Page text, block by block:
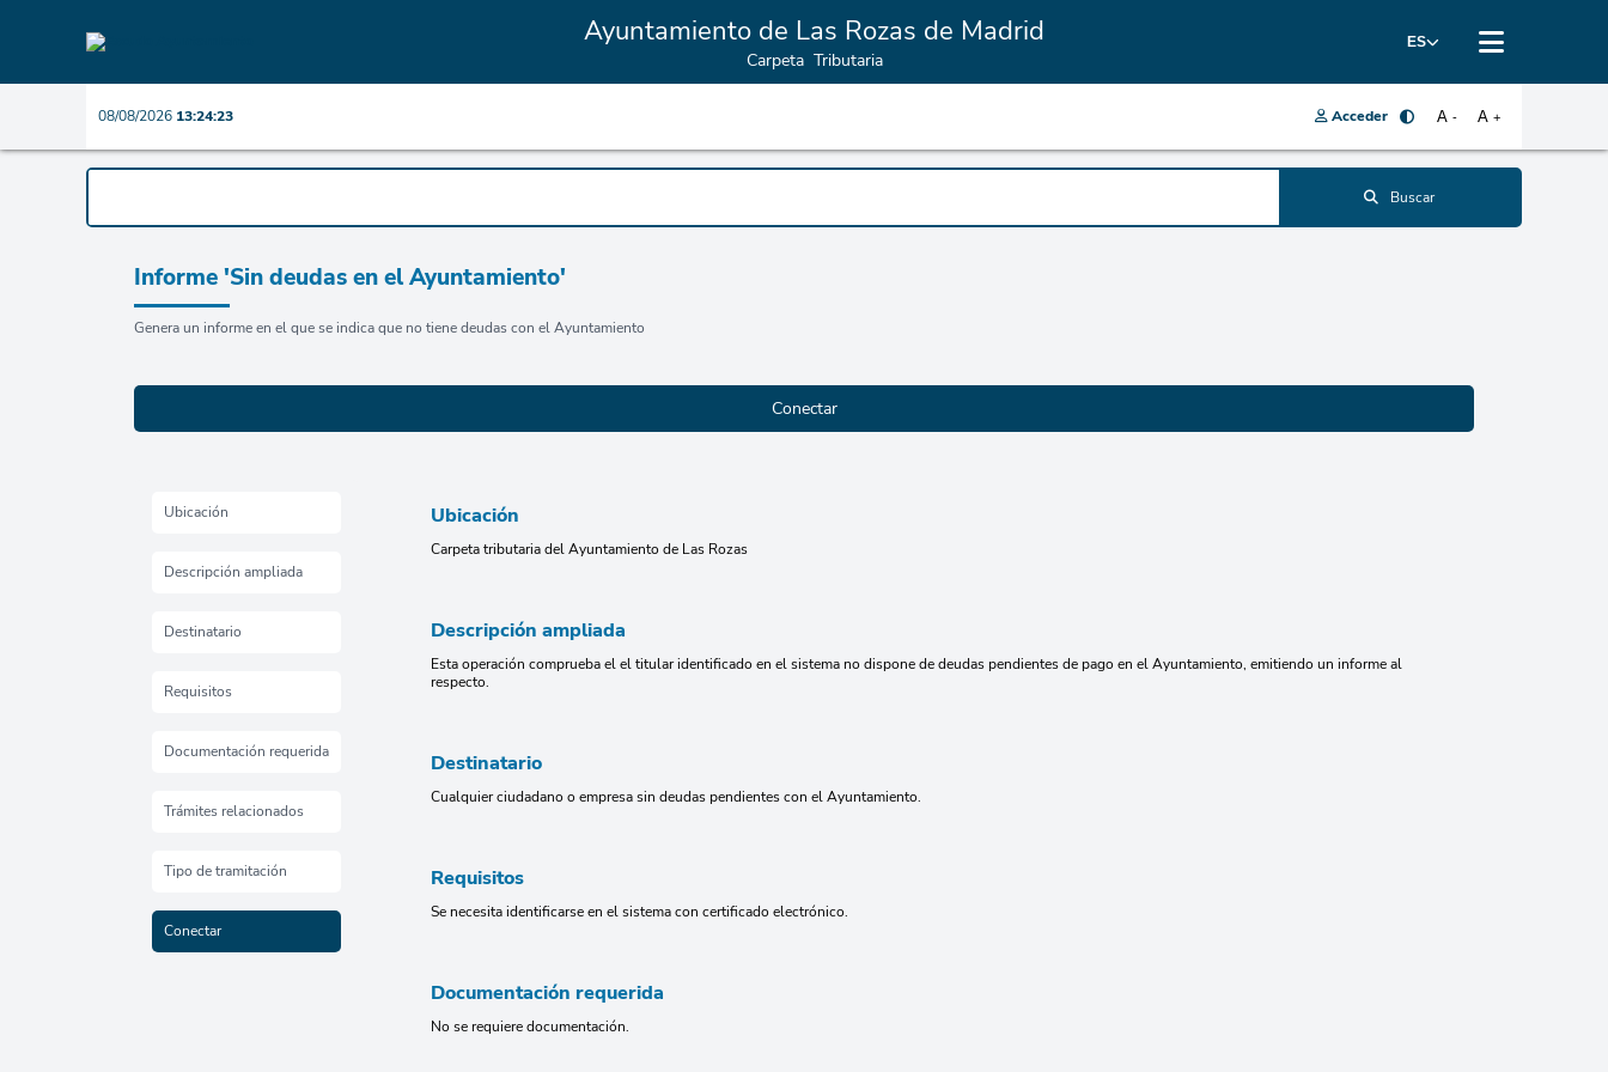
ES
Ayuntamiento de Las Rozas de Madrid
Carpeta Tributaria
08/08/2026 13:24:24 Acceder A +
A -
Buscar
Informe 'Sin deudas en el Ayuntamiento'
Genera un informe en el que se indica que no tiene deudas con el Ayuntamiento
Ubicación
Descripción ampliada
Destinatario
Requisitos
Documentación requerida
Trámites relacionados
Tipo de tramitación
Conectar
Ubicación
Carpeta tributaria del Ayuntamiento de Las Rozas
Descripción ampliada
Esta operación comprueba el el titular identificado en el sistema no dispone de deudas pendientes de pago en el Ayuntamiento, emitiendo un informe al
respecto.
Destinatario
Cualquier ciudadano o empresa sin deudas pendientes con el Ayuntamiento.
Requisitos
Se necesita identificarse en el sistema con certificado electrónico.
Documentación requerida
No se requiere documentación.